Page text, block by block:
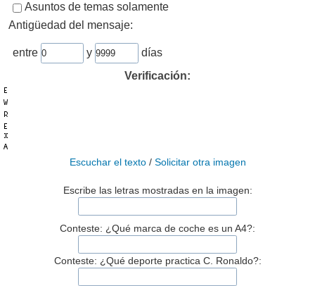
Asuntos de temas solamente
Antigüedad del mensaje:
entre y
días
Verificación:
Escuchar el texto/ Solicitar otra imagen
Escribe las letras mostradas en la imagen:
Conteste: ¿Qué marca de coche es un A4?:
Conteste: ¿Qué deporte practica C. Ronaldo?: